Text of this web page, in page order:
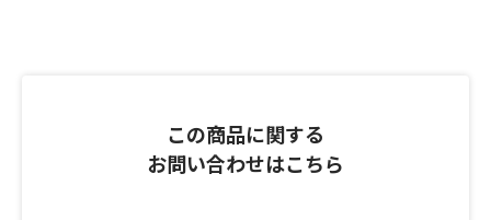
この商品に関する
お問い合わせはこちら